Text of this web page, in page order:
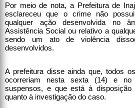
Por meio de nota, a Prefeitura de
esclareceu que o crime não
qualquer ação desenvolvida no
Assistência Social ou relativo a
sendo um ato de violência
desenvolvidos.
A prefeitura disse ainda que, todos
ocorreriam nesta sexta (14) e
suspensos, e que está à disposição
quanto à investigação do caso.